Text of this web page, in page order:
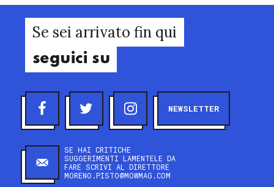
Se sei arrivato fin qui
seguici su
NEWSLETTER
SE HAI CRITICHE
SUGGERIMENTI LAMENTELE DA
FARE SCRIVI AL DIRETTORE
MORENO.PISTO@MOWMAG.COM